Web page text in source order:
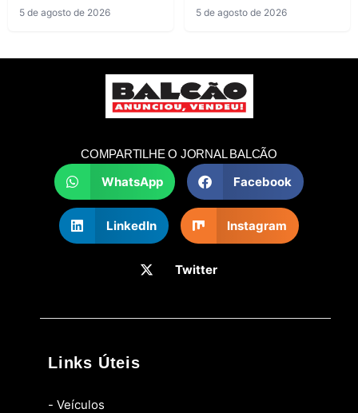
5 de agosto de 2026 5 de agosto de 2026
COMPARTILHE O JORNAL BALCÃO
WhatsApp Facebook
LinkedIn Instagram
Twitter
Links Úteis
- Veículos